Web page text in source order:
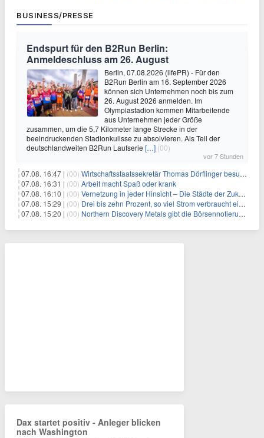
BUSINESS/PRESSE
Endspurt für den B2Run Berlin:
Anmeldeschluss am 26. August
Berlin, 07.08.2026 (lifePR) - Für den
B2Run Berlin am 16. September 2026
können sich Unternehmen noch bis zum
26. August 2026 anmelden. Im
Olympiastadion kommen Mitarbeitende
aus Unternehmen jeder Größe
zusammen, um die 5,7 Kilometer lange Strecke in der
beeindruckenden Stadionkulisse zu absolvieren. Als Teil der
deutschlandweiten B2Run Laufserie […] (00)
vor 7 Stunden
07.08. 16:47 | (00) Wirtschaftsstaatssekretär Thomas Dörflinger besucht Handwerksbetrieb im Kammerbezirk Freiburg
07.08. 16:31 | (00) Arbeit macht Spaß oder krank
07.08. 16:10 | (00) Vernetzung in jeder Hinsicht – Die Städte der Zukunft sind grün-blau
07.08. 15:29 | (00) Drei bis zehn Prozent, so viel Strom verbraucht ein Aufzug im Gebäude
07.08. 15:20 | (00) Northern Discovery Metals gibt die Börsennotierung an der Frankfurter Wertpapierbörse bekannt
Dax startet positiv - Anleger blicken
nach Washington